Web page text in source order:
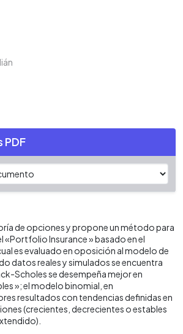
PDF
de opciones y propone un método para
«Portfolio Insurance » basado en el
es evaluado en oposición al modelo de
datos reales y simulados se encuentra
Scholes se desempeña mejor en
»; el modelo binomial, en
resultados con tendencias definidas en
(crecientes, decrecientes o estables